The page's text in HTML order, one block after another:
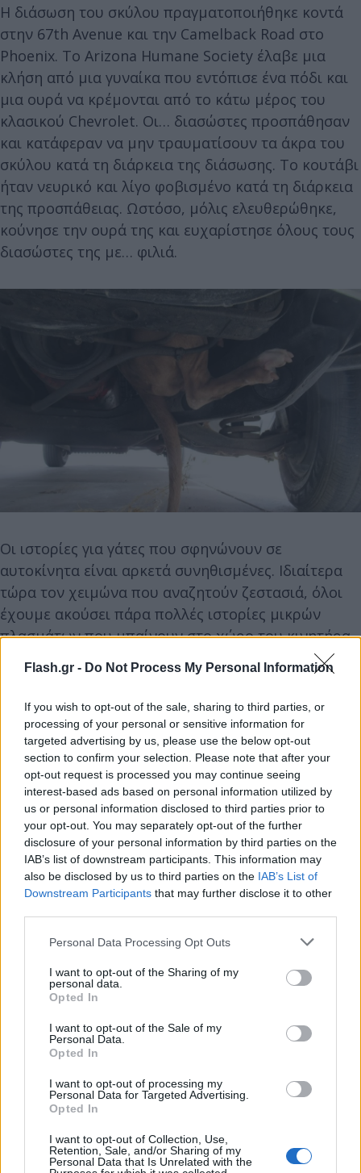
Flash.gr - Do Not Process My Personal Information
If you wish to opt-out of the sale, sharing to third parties, or
processing of your personal or sensitive information for
targeted advertising by us, please use the below opt-out
section to confirm your selection. Please note that after your
opt-out request is processed you may continue seeing
interest-based ads based on personal information utilized by
us or personal information disclosed to third parties prior to
your opt-out. You may separately opt-out of the further
disclosure of your personal information by third parties on the
IAB’s list of downstream participants. This information may
also be disclosed by us to third parties on the IAB’s List of
Downstream Participants that may further disclose it to other
Please note that this website/app uses one or more Google
not limited to your visit or usage behaviour. You may click to
grant or deny consent to Google and its third-party tags to
use your data for below specified purposes in below Google
consent section.
Personal Data Processing Opt Outs
I want to opt-out of the Sharing of my
personal data.
Opted In
I want to opt-out of the Sale of my
Personal Data.
Opted In
I want to opt-out of processing my
Personal Data for Targeted Advertising.
Opted In
I want to opt-out of Collection, Use,
Retention, Sale, and/or Sharing of my
Personal Data that Is Unrelated with the
Η διάσωση του σκύλου πραγματοποιήθηκε κοντά
στην 67th Avenue και την Camelback Road στο
Phoenix. Το Arizona Humane Society έλαβε μια
κλήση από μια γυναίκα που εντόπισε ένα πόδι και
μια ουρά να κρέμονται από το κάτω μέρος του
κλασικού Chevrolet. Οι… διασώστες προσπάθησαν
και κατάφεραν να μην τραυματίσουν τα άκρα του
σκύλου κατά τη διάρκεια της διάσωσης. Το κουτάβι
ήταν νευρικό και λίγο φοβισμένο κατά τη διάρκεια
της προσπάθειας. Ωστόσο, μόλις ελευθερώθηκε,
κούνησε την ουρά της και ευχαρίστησε όλους τους
διασώστες της με… φιλιά.
Οι ιστορίες για γάτες που σφηνώνουν σε
αυτοκίνητα είναι αρκετά συνηθισμένες. Ιδιαίτερα
τώρα τον χειμώνα που αναζητούν ζεστασιά, όλοι
έχουμε ακούσει πάρα πολλές ιστορίες μικρών
πλασμάτων που μπαίνουν στο χώρο του κινητήρα
αυτοκινήτου (ιδιαίτερα παλαιών). Αλλά ένας σκύλος
σχεδόν 50 κιλών που σφηνώνει σε ένα αυτοκίνητο
είναι ένα σπάνιο φαινόμενο. Η διευθύντρια
επιτόπιων επιχειρήσεων της Humane Society,
Tracey Miller, είπε ότι αυτή ήταν η πρώτη τέτοια
περίπτωση εδώ και δεκαετίες.